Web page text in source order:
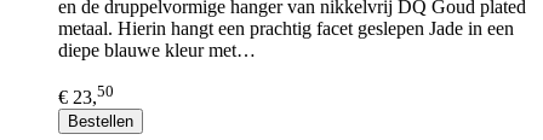
en de druppelvormige hanger van nikkelvrij DQ Goud plated
metaal. Hierin hangt een prachtig facet geslepen Jade in een
diepe blauwe kleur met…
€ 23,50
Bestellen